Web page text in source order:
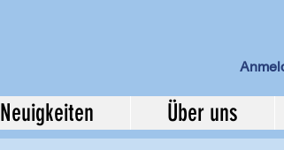
Neuigkeiten Über uns